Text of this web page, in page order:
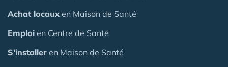
Achat locaux en Maison de Santé
Emploi en Centre de Santé
S'installer en Maison de Santé